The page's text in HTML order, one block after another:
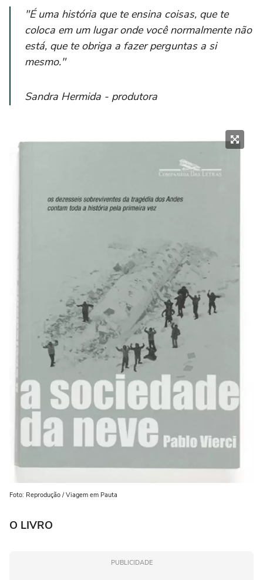
"É uma história que te ensina coisas, que te
coloca em um lugar onde você normalmente não
está, que te obriga a fazer perguntas a si
mesmo."
Sandra Hermida - produtora
Foto: Reprodução / Viagem em Pauta
O LIVRO
PUBLICIDADE